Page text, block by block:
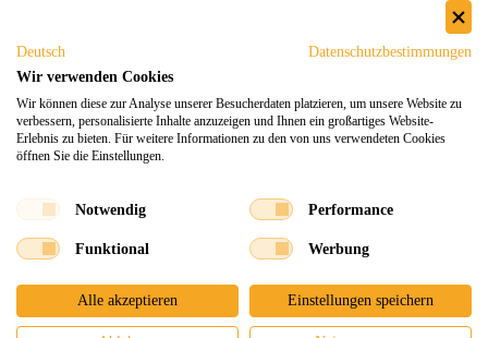
Sicheres Einkaufen
Souq Dukkan 2026 Designx Entwicklung
Deutsch
Datenschutzbestimmungen
Wir verwenden Cookies
Wir können diese zur Analyse unserer Besucherdaten platzieren, um unsere Website zu
verbessern, personalisierte Inhalte anzuzeigen und Ihnen ein großartiges Website-
Erlebnis zu bieten. Für weitere Informationen zu den von uns verwendeten Cookies
öffnen Sie die Einstellungen.
Notwendig Performance
Funktional Werbung
Alle akzeptieren Einstellungen speichern